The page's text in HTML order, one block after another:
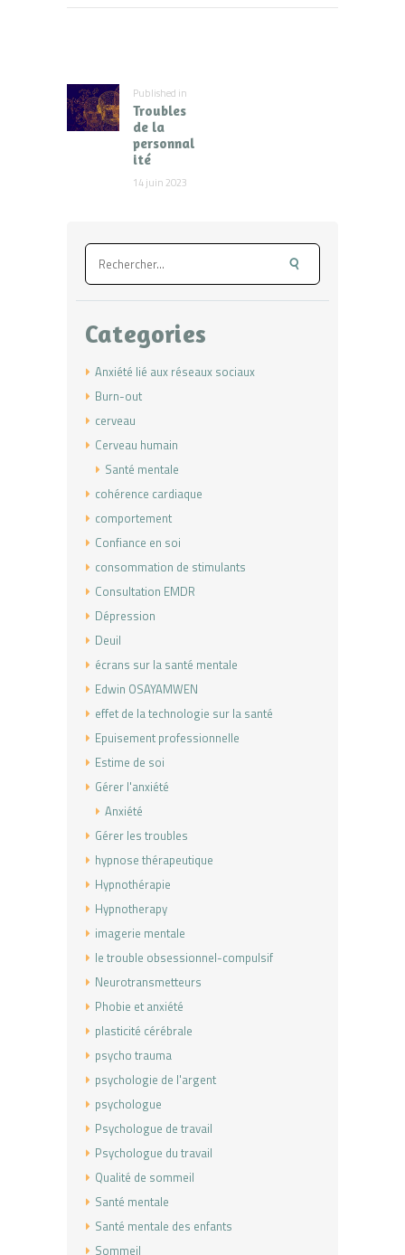
Published in
Troubles
de la
personnal
ité
14 juin 2023
Rechercher :
Categories
Anxiété lié aux réseaux sociaux
Burn-out
cerveau
Cerveau humain
Santé mentale
cohérence cardiaque
comportement
Confiance en soi
consommation de stimulants
Consultation EMDR
Dépression
Deuil
écrans sur la santé mentale
Edwin OSAYAMWEN
effet de la technologie sur la santé
Epuisement professionnelle
Estime de soi
Gérer l'anxiété
Anxiété
Gérer les troubles
hypnose thérapeutique
Hypnothérapie
Hypnotherapy
imagerie mentale
le trouble obsessionnel-compulsif
Neurotransmetteurs
Phobie et anxiété
plasticité cérébrale
psycho trauma
psychologie de l'argent
psychologue
Psychologue de travail
Psychologue du travail
Qualité de sommeil
Santé mentale
Santé mentale des enfants
Sommeil